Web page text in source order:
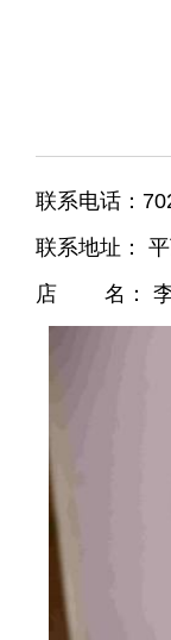
联系电话：
联系地址：
店 名： 李